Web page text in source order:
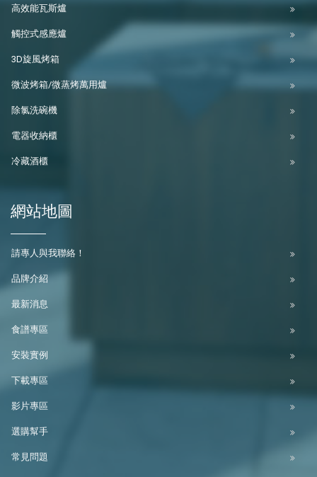
高效能瓦斯爐
觸控式感應爐
3D旋風烤箱
微波烤箱/微蒸烤萬用爐
除氯洗碗機
電器收納櫃
冷藏酒櫃
網站地圖
請專人與我聯絡！
品牌介紹
最新消息
食譜專區
安裝實例
下載專區
影片專區
選購幫手
常見問題